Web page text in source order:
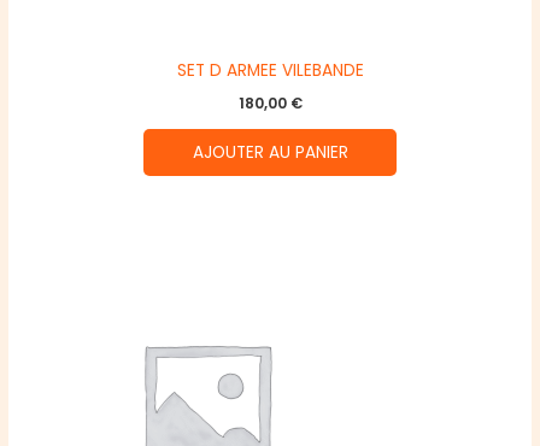
SET D ARMEE VILEBANDE
180,00 €
AJOUTER AU PANIER